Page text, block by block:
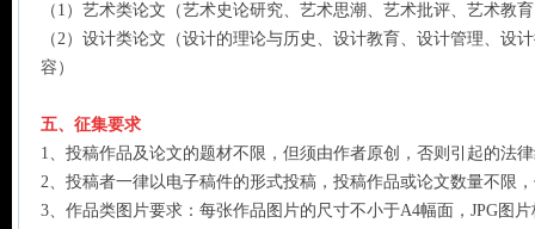
（1）艺术类论文（艺术史论研究、艺术思潮、艺术批评、艺术教
（2）设计类论文（设计的理论与历史、设计教育、设计管理、设
容）
五、征集要求
1、投稿作品及论文的题材不限，但须由作者原创，否则引起的法
2、投稿者一律以电子稿件的形式投稿，投稿作品或论文数量不限
3、作品类图片要求：每张作品图片的尺寸不小于A4幅面，JPG图